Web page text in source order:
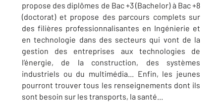
propose des diplômes de Bac +3 (Bachelor) à Bac +8
(doctorat) et propose des parcours complets sur
des filières professionnalisantes en Ingénierie et
en technologie dans des secteurs qui vont de la
gestion des entreprises aux technologies de
l’énergie, de la construction, des systèmes
industriels ou du multimédia... Enfin, les jeunes
pourront trouver tous les renseignements dont ils
sont besoin sur les transports, la santé...